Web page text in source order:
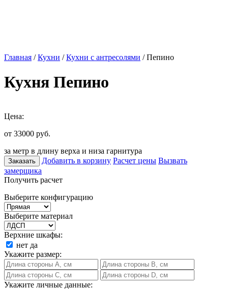
Главная /Кухни /Кухни с антресолями / Пепино
Кухня Пепино
Цена:
от 33000 руб.
за метр в длину верха и низа гарнитура
Заказать Добавить в корзину Расчет цены Вызвать
замерщика
Получить расчет
Выберите конфигурацию
Выберите материал
Верхние шкафы:
нет да
Укажите размер:
Укажите личные данные: